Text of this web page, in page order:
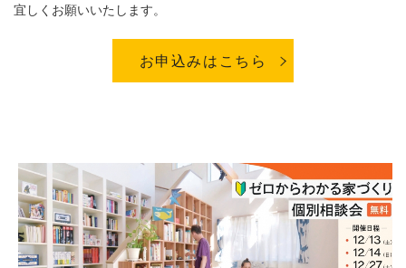
宜しくお願いいたします。
お申込みはこちら